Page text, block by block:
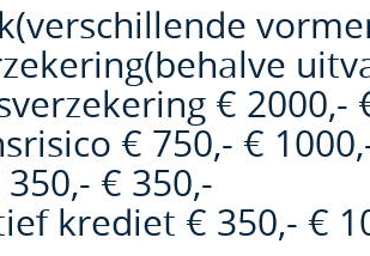
€ 2000,-
€ 750,- €
€ 350,-
krediet € 350,- €